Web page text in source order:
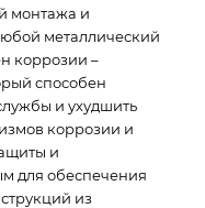
монтажа и
металлический
коррозии –
способен
и ухудшить
коррозии и
и
для обеспечения
из